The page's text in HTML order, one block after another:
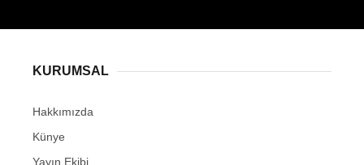
KURUMSAL
Hakkımızda
Künye
Yayın Ekibi